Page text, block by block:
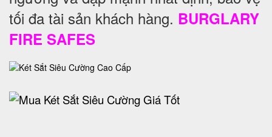
tối đa tài sản khách hàng. BURGLARY
FIRE SAFES